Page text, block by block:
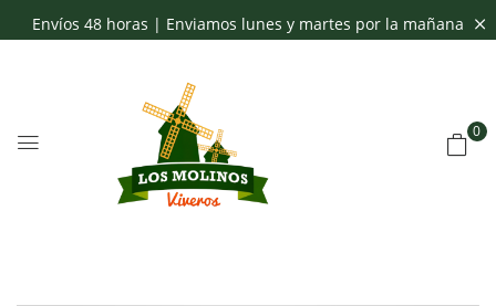
Envíos 48 horas | Enviamos lunes y martes por la mañana
0